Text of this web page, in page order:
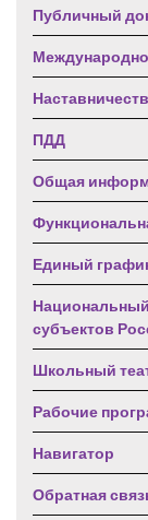
Публичный
ПДД
Общая
Единый
субъектов
Школьный
Рабочие
Навигатор
Обратная